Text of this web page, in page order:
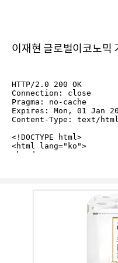
이재현 글로벌이코노